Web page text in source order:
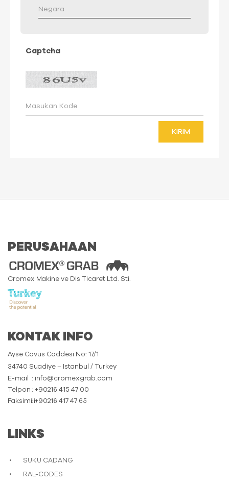
Captcha
KIRIM
PERUSAHAAN
Cromex Makine ve Dis Ticaret Ltd. Sti.
KONTAK INFO
Ayse Cavus Caddesi No: 17/1
34740 Suadiye – Istanbul / Turkey
E-mail
: info@cromexgrab.com
Telpon : +90216 415 47 00
Faksimili: +90216 417 47 65
LINKS
SUKU CADANG
RAL-CODES